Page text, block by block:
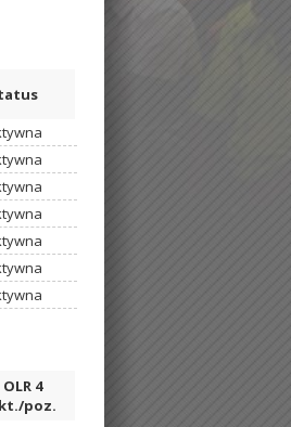
OLR 4
poz.